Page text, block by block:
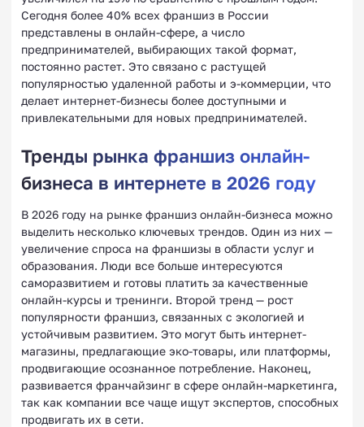
Сегодня более 40% всех франшиз в России
представлены в онлайн-сфере, а число
предпринимателей, выбирающих такой формат,
постоянно растет. Это связано с растущей
популярностью удаленной работы и э-коммерции, что
делает интернет-бизнесы более доступными и
привлекательными для новых предпринимателей.
Тренды рынка франшиз онлайн-
бизнеса в интернете в 2026 году
В 2026 году на рынке франшиз онлайн-бизнеса можно
выделить несколько ключевых трендов. Один из них —
увеличение спроса на франшизы в области услуг и
образования. Люди все больше интересуются
саморазвитием и готовы платить за качественные
онлайн-курсы и тренинги. Второй тренд — рост
популярности франшиз, связанных с экологией и
устойчивым развитием. Это могут быть интернет-
магазины, предлагающие эко-товары, или платформы,
продвигающие осознанное потребление. Наконец,
развивается франчайзинг в сфере онлайн-маркетинга,
так как компании все чаще ищут экспертов, способных
продвигать их в сети.